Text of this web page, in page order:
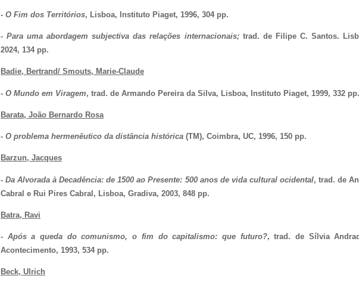
- O Fim dos Territórios, Lisboa, Instituto Piaget, 1996, 304 pp.
- Para uma abordagem subjectiva das relações internacionais; trad. de Filipe C. Santos.
2024, 134 pp.
Badie, Bertrand/ Smouts, Marie-Claude
- O Mundo em Viragem, trad. de Armando Pereira da Silva, Lisboa, Instituto Piaget, 1999, 332 pp.
Barata, João Bernardo Rosa
- O problema hermenêutico da distância histórica (TM), Coimbra, UC, 1996, 150 pp.
Barzun, Jacques
-Da Alvorada à Decadência: de 1500 ao Presente: 500 anos de vida cultural ocidental, trad. de
Cabral e Rui Pires Cabral, Lisboa, Gradiva, 2003, 848 pp.
Batra, Ravi
- Após a queda do comunismo, o fim do capitalismo: que futuro?, trad. de Sílvia
Acontecimento, 1993, 534 pp.
Beck, Ulrich